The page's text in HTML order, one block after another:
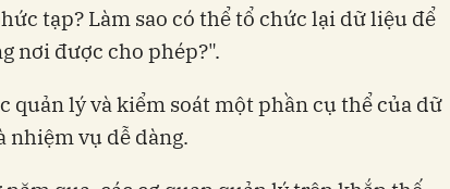
tạp? Làm sao có thể tổ chức lại dữ liệu để
nơi được cho phép?".
quản lý và kiểm soát một phần cụ thể của dữ
nhiệm vụ dễ dàng.